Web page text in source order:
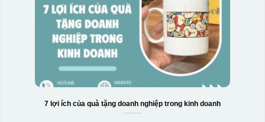
7 lợi ích của quà tặng doanh nghiệp trong kinh doanh